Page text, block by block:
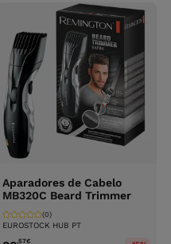
Aparadores de Cabelo
MB320C Beard Trimmer
EUROSTOCK HUB PT
(0)
,57€